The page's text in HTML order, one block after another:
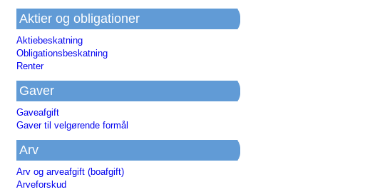
Aktier og obligationer
Aktiebeskatning
Obligationsbeskatning
Renter
Gaver
Gaveafgift
Gaver til velgørende formål
Arv
Arv og arveafgift (boafgift)
Arveforskud